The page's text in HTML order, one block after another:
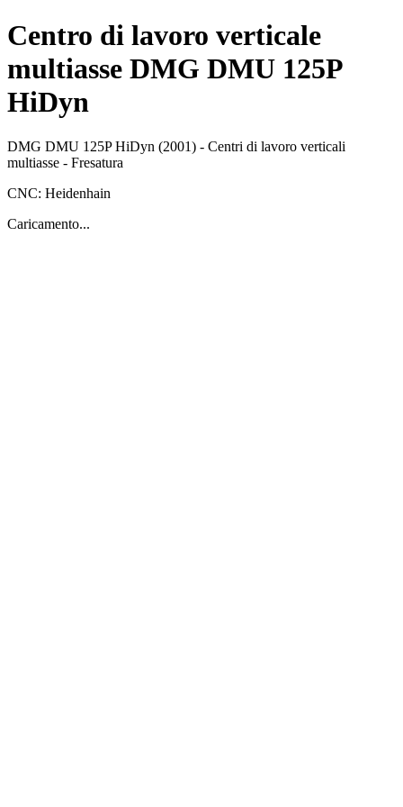
Centro di lavoro verticale
multiasse DMG DMU 125P
HiDyn
DMG DMU 125P HiDyn (2001) - Centri di lavoro verticali
multiasse - Fresatura
CNC: Heidenhain
Caricamento...